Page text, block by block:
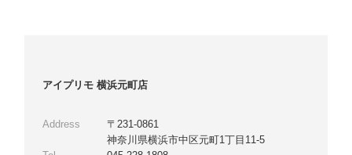
アイプリモ 横浜元町店
Address
〒231-0861
神奈川県横浜市中区元町1丁目11-5